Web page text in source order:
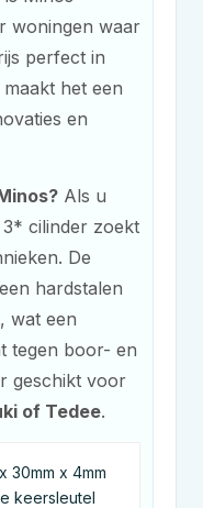
woningen waar
perfect in
het een
en
Als u
cilinder zoekt
De
hardstalen
wat een
tegen boor- en
geschikt voor
of Tedee.
30mm x 4mm
keersleutel